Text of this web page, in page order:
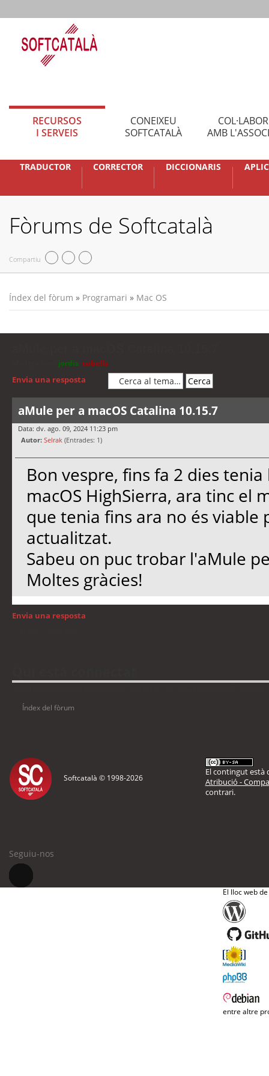
RECURSOS
I SERVEIS
CONEIXEU
SOFTCATALÀ
AMB
TRADUCTOR CORRECTOR DICCIONARIS
Fòrums de Softcatalà
Compartiu
Índex del fòrum » Programari » Mac OS
jordis cubells
Envia una resposta
aMule per a macOS Catalina 10.15.7
Data: dv. ago. 09, 2024 11:23 pm
Autor: Selrak (Entrades: 1)
Bon vespre, fins fa 2 dies
macOS HighSierra, ara tinc el
que tenia fins ara no és
actualitzat.
Sabeu on puc trobar l'aMule
Moltes gràcies!
Envia una resposta
Índex del fòrum
Softcatalà © 1998-2026
El contingut està
Atribució -
contrari.
Seguiu-nos
El lloc web
entre altre